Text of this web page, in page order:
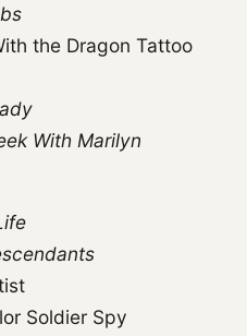
the Dragon Tattoo
With Marilyn
Soldier Spy